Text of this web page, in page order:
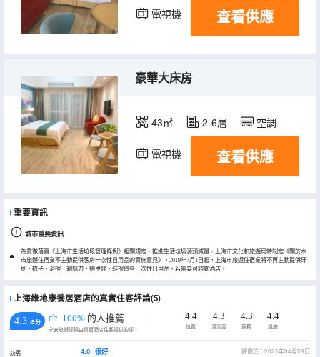
電視機 冰箱
查看供應
豪華大床房
43㎡ 2-6層 空調
電視機 冰箱
查看供應
重要資訊
城市重要資訊
為貫徹落實《上海市生活垃圾管理條例》相關規定，推進生活垃圾源頭減量，上海市文化和旅遊局特制定《關於本
市旅遊住宿業不主動提供客房一次性日用品的實施意見》，2019年7月1日起，上海市旅遊住宿業將不再主動提供牙
刷、梳子、浴擦、剃鬚刀、指甲銼、鞋擦這些一次性日用品。若需要可諮詢酒店。
上海綠地康養居酒店的真實住客評論(5)
4.3 /5分 100% 的人推薦
永安旅遊評價由真實酒店住客提供的評價。
4.4
位置
4.3
清潔度
4.3
服務
4.4
設施
訪客
4.0 很好
評價於：2025年04月29日